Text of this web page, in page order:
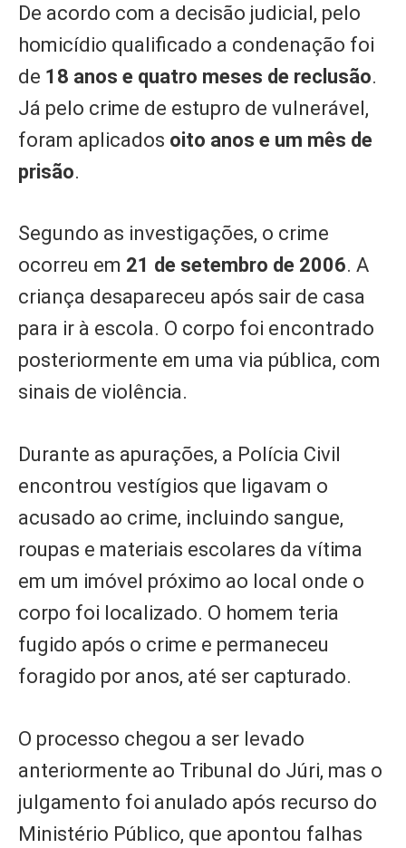
De acordo com a decisão judicial, pelo
homicídio qualificado a condenação foi
de 18 anos e quatro meses de reclusão.
Já pelo crime de estupro de vulnerável,
foram aplicados oito anos e um mês de
prisão.
Segundo as investigações, o crime
ocorreu em 21 de setembro de 2006. A
criança desapareceu após sair de casa
para ir à escola. O corpo foi encontrado
posteriormente em uma via pública, com
sinais de violência.
Durante as apurações, a Polícia Civil
encontrou vestígios que ligavam o
acusado ao crime, incluindo sangue,
roupas e materiais escolares da vítima
em um imóvel próximo ao local onde o
corpo foi localizado. O homem teria
fugido após o crime e permaneceu
foragido por anos, até ser capturado.
O processo chegou a ser levado
anteriormente ao Tribunal do Júri, mas o
julgamento foi anulado após recurso do
Ministério Público, que apontou falhas